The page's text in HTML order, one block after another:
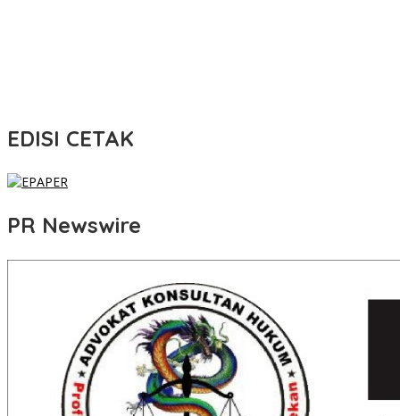
EDISI CETAK
PR Newswire